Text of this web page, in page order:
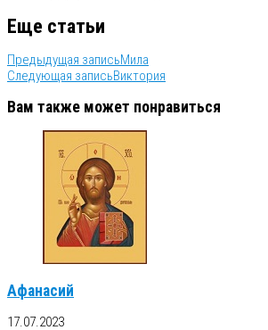
Еще статьи
Предыдущая записьМила
Следующая записьВиктория
Вам также может понравиться
Афанасий
17.07.2023